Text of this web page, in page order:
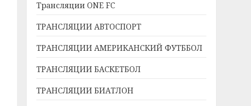
Трансляции ONE FC
ТРАНСЛЯЦИИ АВТОСПОРТ
ТРАНСЛЯЦИИ АМЕРИКАНСКИЙ ФУТББОЛ
ТРАНСЛЯЦИИ БАСКЕТБОЛ
ТРАНСЛЯЦИИ БИАТЛОН